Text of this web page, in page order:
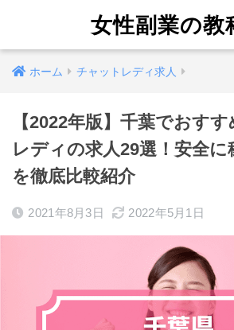
女性副業の教
ホーム チャットレディ求人
【2022年版】千葉でおす
レディの求人29選！安全
を徹底比較紹介
2021年8月3日 2022年5月1日